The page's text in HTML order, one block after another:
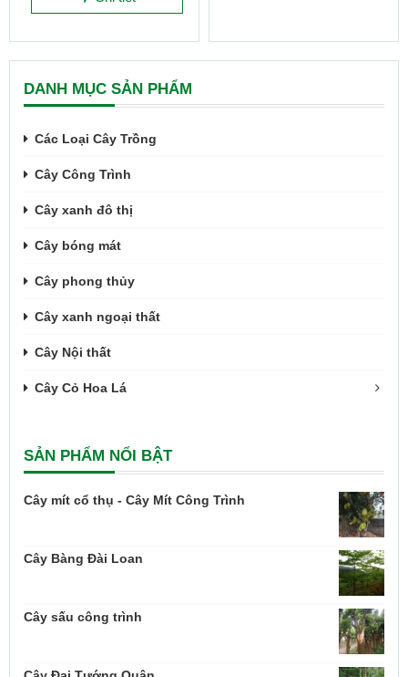
DANH MỤC SẢN PHẨM
Các Loại Cây Trồng
Cây Công Trình
Cây xanh đô thị
Cây bóng mát
Cây phong thủy
Cây xanh ngoại thất
Cây Nội thất
Cây Cỏ Hoa Lá
SẢN PHẨM NỔI BẬT
Cây mít cổ thụ - Cây Mít Công Trình
Cây Bàng Đài Loan
Cây sấu công trình